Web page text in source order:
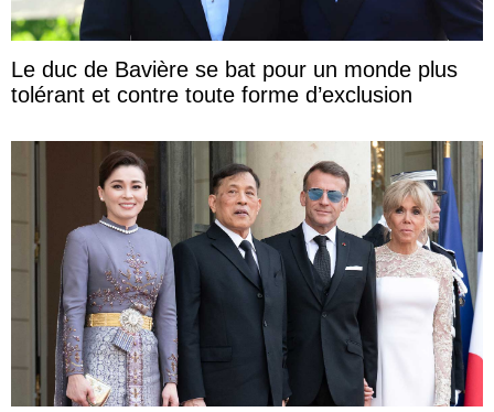
Le duc de Bavière se bat pour un monde plus
tolérant et contre toute forme d’exclusion